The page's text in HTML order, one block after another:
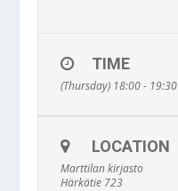
TIME
(Thursday) 18:00 - 19:30
LOCATION
Marttilan kirjasto
Härkätie 723